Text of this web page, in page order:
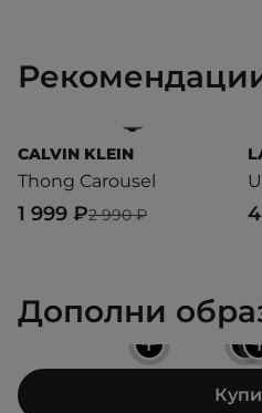
CALVIN KLEIN
Thong Carousel
2 990 ₽
1 999 ₽
Дополни
+
+